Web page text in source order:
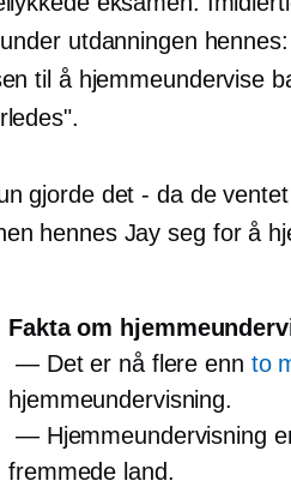
utdanningen
til å hjemmeundervise
gjorde det - da de
hennes Jay seg for å
Fakta om
— Det er nå flere enn to
hjemmeundervisning.
— Hjemmeundervisning
fremmede land.